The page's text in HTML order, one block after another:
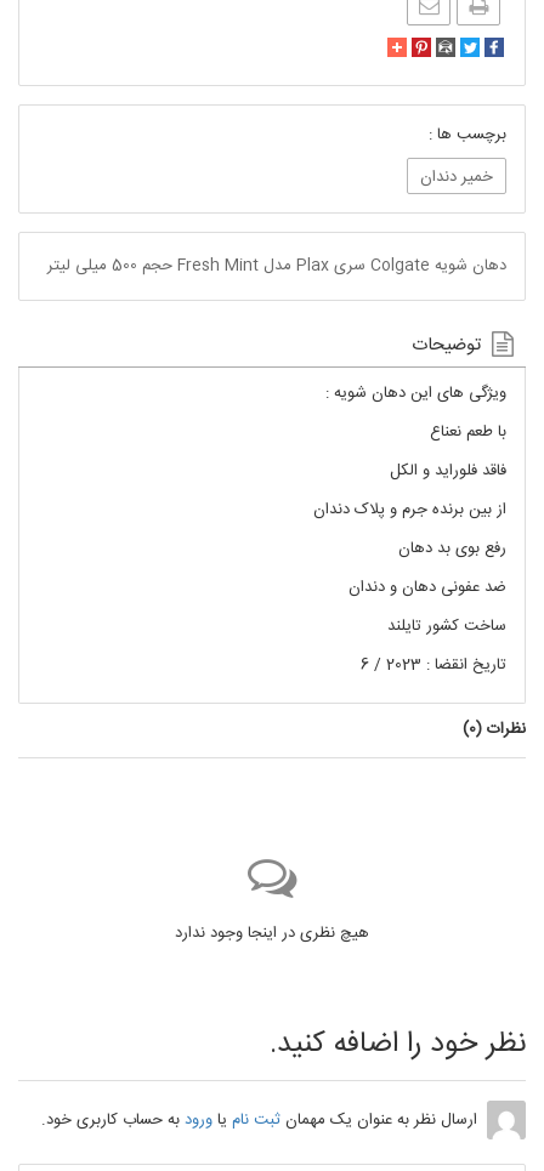
برچسب ها :
خمیر دندان
دهان شویه Colgate سری Plax مدل Fresh Mint حجم 500 میلی لیتر
توضیحات
ویژگی های این دهان شویه :
با طعم نعناع
فاقد فلوراید و الکل
از بین برنده جرم و پلاک دندان
رفع بوی بد دهان
ضد عفونی دهان و دندان
ساخت کشور تایلند
تاریخ انقضا : 2023 / 6
نظرات (0
)
هیچ نظری در اینجا وجود ندارد
نظر خود را اضافه کنید.
ارسال نظر به عنوان یک مهمانثبت نام یاورودبه حساب کاربری خود.